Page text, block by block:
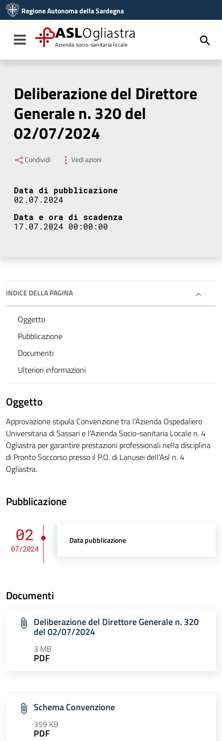
Vai al menu di navigazione
Vai al footer
Regione Autonoma della Sardegna
Toggle navigation
ASLOgliastra
Azienda socio-sanitaria locale
Deliberazione del Direttore
Generale n. 320 del
02/07/2024
Condividi Vedi azioni
Data di pubblicazione
02.07.2024
Data e ora di scadenza
17.07.2024 00:00:00
INDICE DELLA PAGINA
Oggetto
Pubblicazione
Documenti
Ulteriori informazioni
Oggetto
Approvazione stipula Convenzione tra l'Azienda Ospedaliero
Universitaria di Sassari e l'Azienda Socio-sanitaria Locale n. 4
Ogliastra per garantire prestazioni professionali nella disciplina
di Pronto Soccorso presso il P.O. di Lanusei dell'Asl n. 4
Ogliastra.
Pubblicazione
02
07/2024
Data pubblicazione
Documenti
Deliberazione del Direttore Generale n. 320
del 02/07/2024
3 MB
PDF
Schema Convenzione
359 KB
PDF